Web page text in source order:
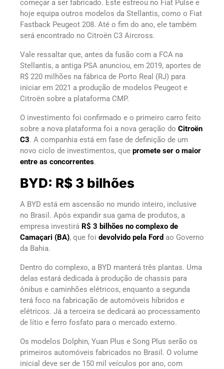
começar a ser fabricado. Este estreou no Fiat Pulse e
hoje equipa outros modelos da Stellantis, como o Fiat
Fastback Peugeot 208. Até o fim do ano, ele também
será encontrado no Citroën C3 Aircross.
Vale ressaltar que, antes da fusão com a FCA na
Stellantis, a antiga PSA anunciou, em 2019, aportes de
R$ 220 milhões na fábrica de Porto Real (RJ) para
iniciar em 2021 a produção de modelos Peugeot e
Citroën sobre a plataforma CMP.
O investimento foi confirmado e o primeiro carro feito
sobre a nova plataforma foi a nova geração do Citroën
C3. A companhia está em fase de definição de um
novo ciclo de investimentos, que promete ser o maior
entre as concorrentes.
BYD: R$ 3 bilhões
A BYD está em ascensão no mundo inteiro, inclusive
no Brasil. Após expandir sua gama de produtos, a
empresa investirá R$ 3 bilhões no complexo de
Camaçari (BA), que foi devolvido pela Ford ao Governo
da Bahia.
Dentro do complexo, a BYD manterá três plantas. Uma
delas estará dedicada à produção de chassis para
ônibus e caminhões elétricos, enquanto a segunda
terá foco na fabricação de automóveis híbridos e
elétricos. Já a terceira se dedicará ao processamento
de lítio e ferro fosfato para o mercado externo.
Os modelos Dolphin, Yuan Plus e Song Plus serão os
primeiros automóveis fabricados no Brasil. O volume
inicial deve ser de 150 mil veículos por ano, com